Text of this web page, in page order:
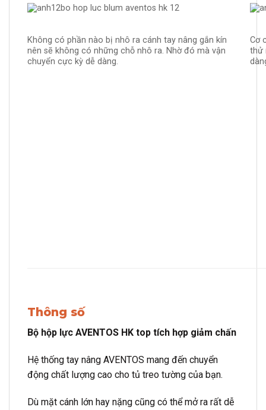
Không có phần nào bị nhô ra cánh tay nâng gắn kín
nên sẽ không có những chỗ nhô ra. Nhờ đó mà vận
chuyển cực kỳ dễ dàng.
Cơ
thử
Thông số
Bộ hộp lực AVENTOS HK top tích hợp giảm chấn
Hệ thống tay nâng AVENTOS mang đến chuyển
động chất lượng cao cho tủ treo tường của bạn.
Dù mặt cánh lớn hay nặng cũng có thể mở ra rất dễ